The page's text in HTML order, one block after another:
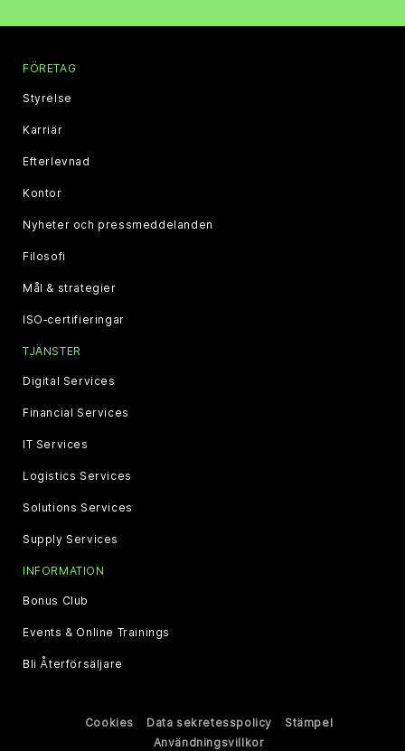
FÖRETAG
Styrelse
Karriär
Efterlevnad
Kontor
Nyheter och pressmeddelanden
Filosofi
Mål & strategier
ISO‑certifieringar
TJÄNSTER
Digital Services
Financial Services
IT Services
Logistics Services
Solutions Services
Supply Services
INFORMATION
Bonus Club
Events & Online Trainings
Bli Återförsäljare
Cookies Data sekretesspolicy
Stämpel
Användningsvillkor